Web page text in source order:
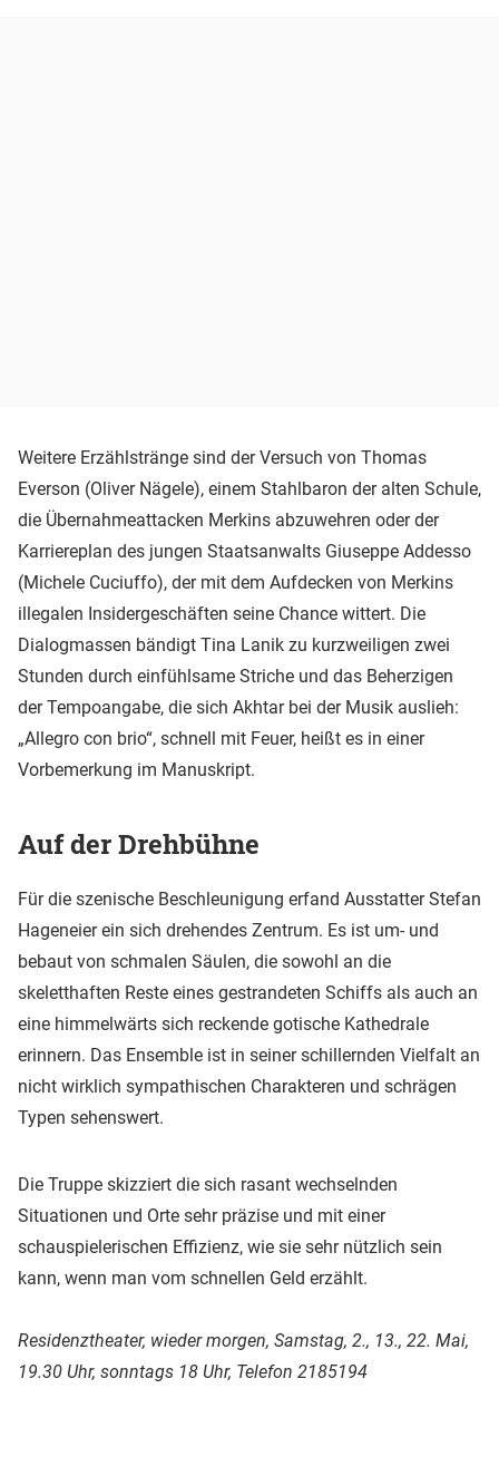
Weitere Erzählstränge sind der Versuch von Thomas
Everson (Oliver Nägele), einem Stahlbaron der alten Schule,
die Übernahmeattacken Merkins abzuwehren oder der
Karriereplan des jungen Staatsanwalts Giuseppe Addesso
(Michele Cuciuffo), der mit dem Aufdecken von Merkins
illegalen Insidergeschäften seine Chance wittert. Die
Dialogmassen bändigt Tina Lanik zu kurzweiligen zwei
Stunden durch einfühlsame Striche und das Beherzigen
der Tempoangabe, die sich Akhtar bei der Musik auslieh:
„Allegro con brio“, schnell mit Feuer, heißt es in einer
Vorbemerkung im Manuskript.
Auf der Drehbühne
Für die szenische Beschleunigung erfand Ausstatter Stefan
Hageneier ein sich drehendes Zentrum. Es ist um- und
bebaut von schmalen Säulen, die sowohl an die
skeletthaften Reste eines gestrandeten Schiffs als auch an
eine himmelwärts sich reckende gotische Kathedrale
erinnern. Das Ensemble ist in seiner schillernden Vielfalt an
nicht wirklich sympathischen Charakteren und schrägen
Typen sehenswert.
Die Truppe skizziert die sich rasant wechselnden
Situationen und Orte sehr präzise und mit einer
schauspielerischen Effizienz, wie sie sehr nützlich sein
kann, wenn man vom schnellen Geld erzählt.
Residenztheater, wieder morgen, Samstag, 2., 13., 22. Mai,
19.30 Uhr, sonntags 18 Uhr, Telefon 2185194